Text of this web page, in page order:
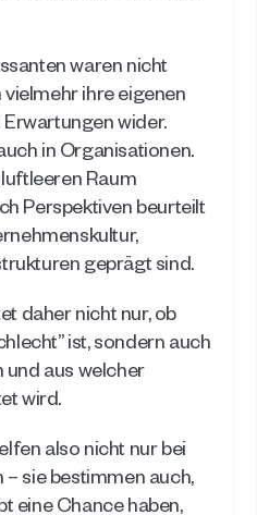
waren nicht
ihre eigenen
wider.
in Organisationen.
Raum
Perspektiven beurteilt
geprägt sind.
daher nicht nur, ob
ist, sondern auch
und aus welcher
wird.
also nicht nur bei
sie bestimmen auch,
eine Chance haben,